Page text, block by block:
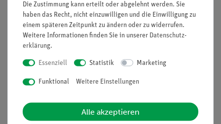
Nach oben
Informationen
Projekte und Lösungen
Presse
Service
Beratung & Showroom
Inventarisierungs- &
Die Zustimmung kann erteilt oder abgelehnt werden. Sie
haben das Recht, nicht einzuwilligen und die Einwilligung zu
einem späteren Zeitpunkt zu ändern oder zu widerrufen.
Weitere Informationen finden Sie in unserer Daten­schutz­
erklärung.
Essenziell Statistik Marketing
Funktional Weitere Einstellungen
Alle akzeptieren